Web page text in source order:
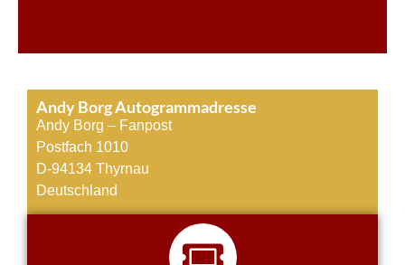
Andy Borg Autogrammadresse
Andy Borg – Fanpost
Postfach 1010
D-94134 Thyrnau
Deutschland